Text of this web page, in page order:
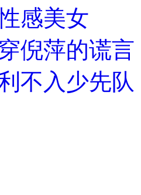
感美女
倪萍的谎言
不入少先队